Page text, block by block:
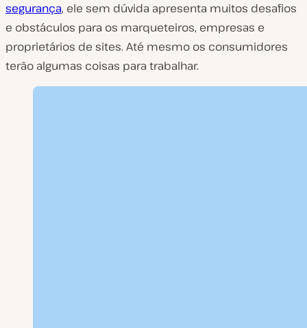
segurança, ele sem dúvida apresenta muitos desafios
e obstáculos para os marqueteiros, empresas e
proprietários de sites. Até mesmo os consumidores
terão algumas coisas para trabalhar.